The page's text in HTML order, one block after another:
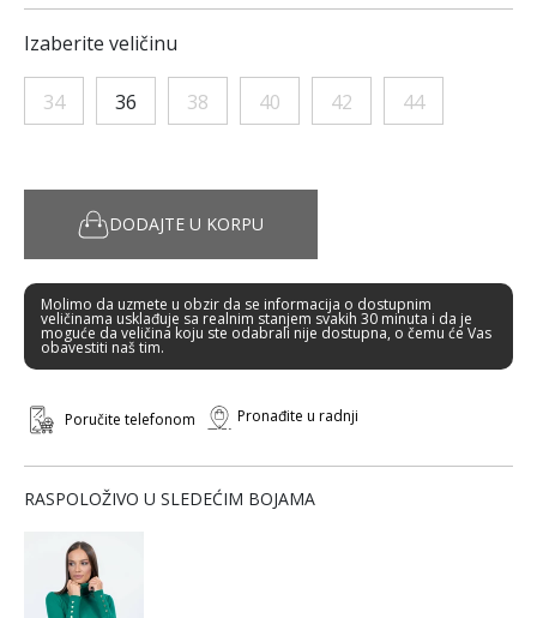
Izaberite veličinu
34 36 38 40 42 44
DODAJTE U KORPU
Molimo da uzmete u obzir da se informacija o dostupnim
veličinama usklađuje sa realnim stanjem svakih 30 minuta i da je
moguće da veličina koju ste odabrali nije dostupna, o čemu će Vas
obavestiti naš tim.
Poručite telefonom Pronađite u radnji
RASPOLOŽIVO U SLEDEĆIM BOJAMA